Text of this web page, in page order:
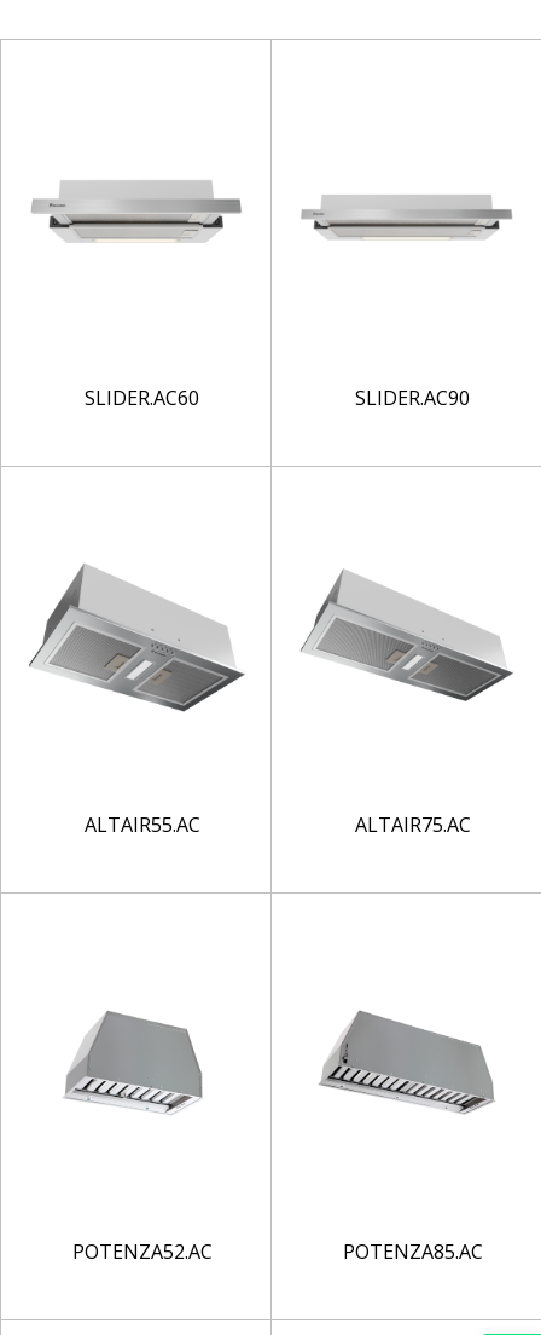
SLIDER.AC60 SLIDER.AC90
ALTAIR55.AC ALTAIR75.AC
POTENZA52.AC POTENZA85.AC